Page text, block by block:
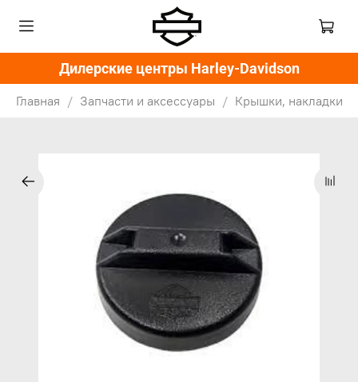
Дилерские центры Harley-Davidson
Главная Запчасти и аксессуары Крышки, накладки